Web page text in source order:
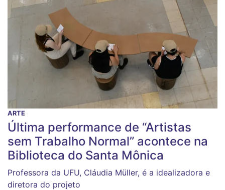
ARTE
Última performance de “Artistas
sem Trabalho Normal” acontece na
Biblioteca do Santa Mônica
Professora da UFU, Cláudia Müller, é a idealizadora e
diretora do projeto